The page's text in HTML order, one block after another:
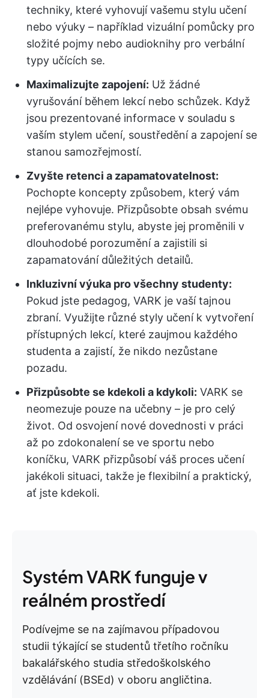
techniky, které vyhovují vašemu stylu učení
nebo výuky – například vizuální pomůcky pro
složité pojmy nebo audioknihy pro verbální
typy učících se.
Maximalizujte zapojení: Už žádné
vyrušování během lekcí nebo schůzek. Když
jsou prezentované informace v souladu s
vaším stylem učení, soustředění a zapojení se
stanou samozřejmostí.
Zvyšte retenci a zapamatovatelnost:
Pochopte koncepty způsobem, který vám
nejlépe vyhovuje. Přizpůsobte obsah svému
preferovanému stylu, abyste jej proměnili v
dlouhodobé porozumění a zajistili si
zapamatování důležitých detailů.
Inkluzivní výuka pro všechny studenty:
Pokud jste pedagog, VARK je vaší tajnou
zbraní. Využijte různé styly učení k vytvoření
přístupných lekcí, které zaujmou každého
studenta a zajistí, že nikdo nezůstane
pozadu.
Přizpůsobte se kdekoli a kdykoli: VARK se
neomezuje pouze na učebny – je pro celý
život. Od osvojení nové dovednosti v práci
až po zdokonalení se ve sportu nebo
koníčku, VARK přizpůsobí váš proces učení
jakékoli situaci, takže je flexibilní a praktický,
ať jste kdekoli.
Systém VARK funguje v
reálném prostředí
Podívejme se na zajímavou případovou
studii týkající se studentů třetího ročníku
bakalářského studia středoškolského
vzdělávání (BSEd) v oboru angličtina.